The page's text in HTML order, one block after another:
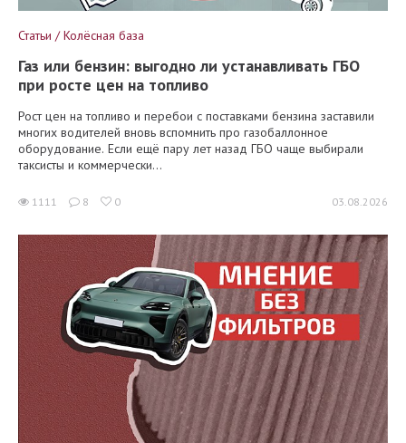
Статьи / Колёсная база
Газ или бензин: выгодно ли устанавливать ГБО
при росте цен на топливо
Рост цен на топливо и перебои с поставками бензина заставили
многих водителей вновь вспомнить про газобаллонное
оборудование. Если ещё пару лет назад ГБО чаще выбирали
таксисты и коммерчески...
1111 8 0 03.08.2026